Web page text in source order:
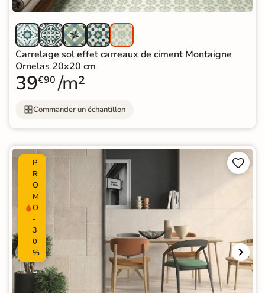
Carrelage sol effet carreaux de ciment Montaigne
Ornelas 20x20 cm
39€90 /m²
Commander un échantillon
P
R
O
M
O
-
3
0
%

